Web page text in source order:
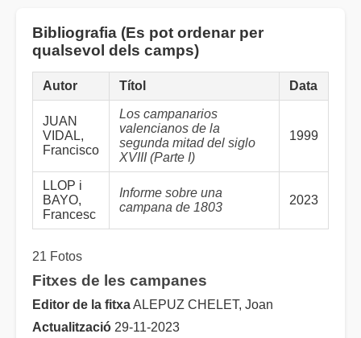
Bibliografia (Es pot ordenar per
qualsevol dels camps)
Autor Títol Data
JUAN
VIDAL,
Francisco
Los campanarios
valencianos de la
segunda mitad del siglo
XVIII (Parte I)
1999
LLOP i
BAYO,
Francesc
Informe sobre una
campana de 1803
2023
21 Fotos
Fitxes de les campanes
Editor de la fitxaALEPUZ CHELET, Joan
Actualització 29-11-2023